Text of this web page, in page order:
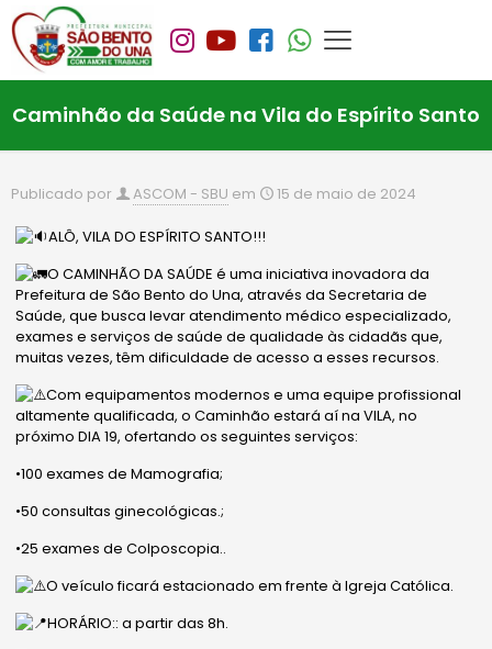
Caminhão da Saúde na Vila do Espírito Santo
Publicado por ASCOM - SBU em 15 de maio de 2024
ALÔ, VILA DO ESPÍRITO SANTO!!!
O CAMINHÃO DA SAÚDE é uma iniciativa inovadora da
Prefeitura de São Bento do Una, através da Secretaria de
Saúde, que busca levar atendimento médico especializado,
exames e serviços de saúde de qualidade às cidadãs que,
muitas vezes, têm dificuldade de acesso a esses recursos.
Com equipamentos modernos e uma equipe profissional
altamente qualificada, o Caminhão estará aí na VILA, no
próximo DIA 19, ofertando os seguintes serviços:
•100exames de Mamografia;
•50 consultas ginecológicas.;
•25 exames de Colposcopia..
O veículo ficará estacionado em frente à Igreja Católica.
HORÁRIO:: a partir das 8h.